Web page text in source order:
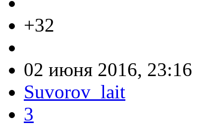
+32
02 июня 2016, 23:16
Suvorov_lait
3